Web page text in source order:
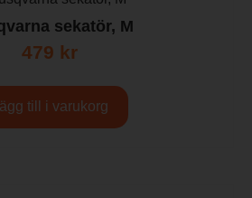
sekatör, M
479 kr
till i varukorg